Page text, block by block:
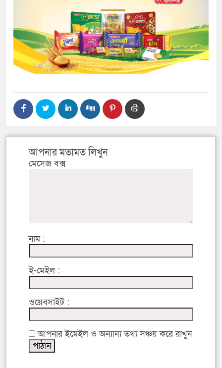
আপনার মতামত লিখুন
মেসেজ বক্স
নাম :
ই-মেইল :
ওয়েবসাইট :
আপনার ইমেইল ও অন্যান্য তথ্য সঞ্চয় করে রাখুন